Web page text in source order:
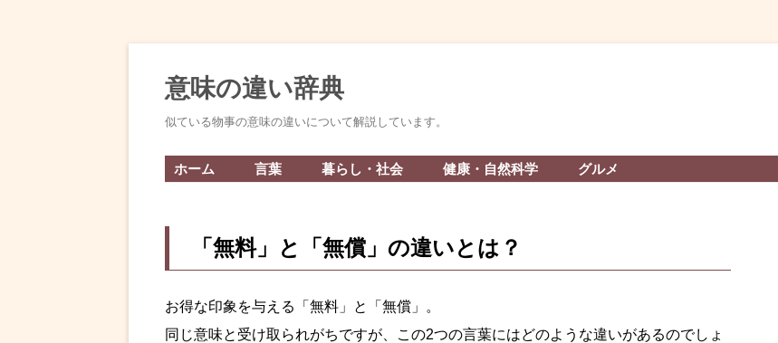
意味の違い辞典
似ている物事の意味の違いについて解説しています。
コ
ン
ホーム 言葉 暮らし・社会 健康・自然科学 グルメ
「無料」と「無償」の違いとは？
お得な印象を与える「無料」と「無償」。
同じ意味と受け取られがちですが、この2つの言葉にはどのような違いがあるのでしょ